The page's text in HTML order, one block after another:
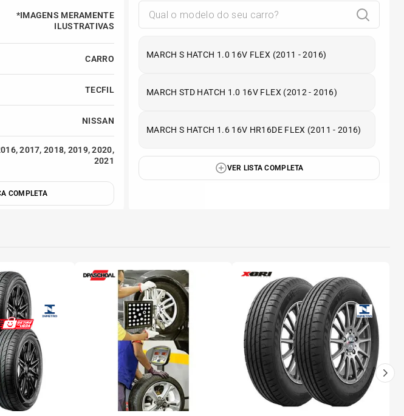
*IMAGENS MERAMENTE
ILUSTRATIVAS
CARRO
TECFIL
NISSAN
2017, 2018, 2019, 2020,
2021
COMPLETA
MARCH S HATCH 1.0 16V FLEX (2011 - 2016)
MARCH STD HATCH 1.0 16V FLEX (2012 - 2016)
MARCH S HATCH 1.6 16V HR16DE FLEX (2011 - 2016)
VER LISTA COMPLETA